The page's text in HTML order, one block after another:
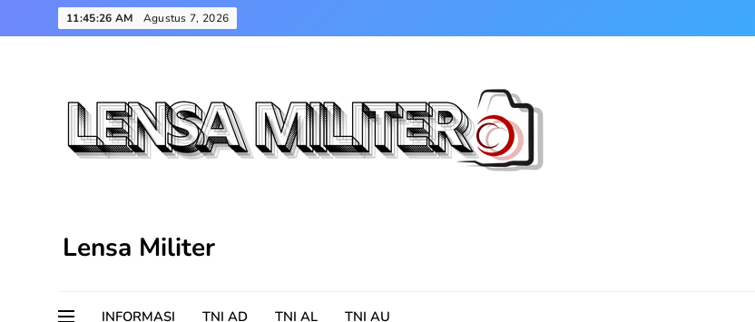
to
11:45:27 AM Agustus 7, 2026
Lensa Militer
INFORMASI TNI AD TNI AL TNI AU